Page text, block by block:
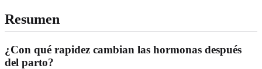
Resumen
¿Con qué rapidez cambian las hormonas después
del parto?